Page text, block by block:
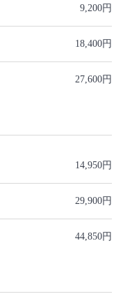
9,200円
18,400円
27,600円
14,950円
29,900円
44,850円